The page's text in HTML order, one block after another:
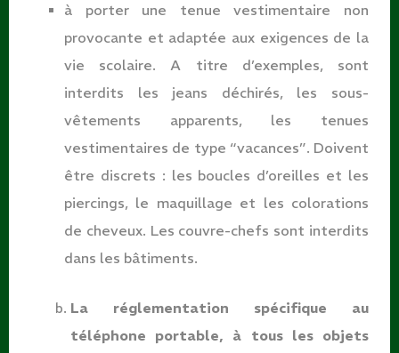
à porter une tenue vestimentaire non
provocante et adaptée aux exigences de la
vie scolaire. A titre d’exemples, sont
interdits les jeans déchirés, les sous-
vêtements apparents, les tenues
vestimentaires de type “vacances”. Doivent
être discrets : les boucles d’oreilles et les
piercings, le maquillage et les colorations
de cheveux. Les couvre-chefs sont interdits
dans les bâtiments.
La réglementation spécifique au
téléphone portable, à tous les objets